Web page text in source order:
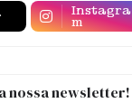
Instagra
m
nossa newsletter!